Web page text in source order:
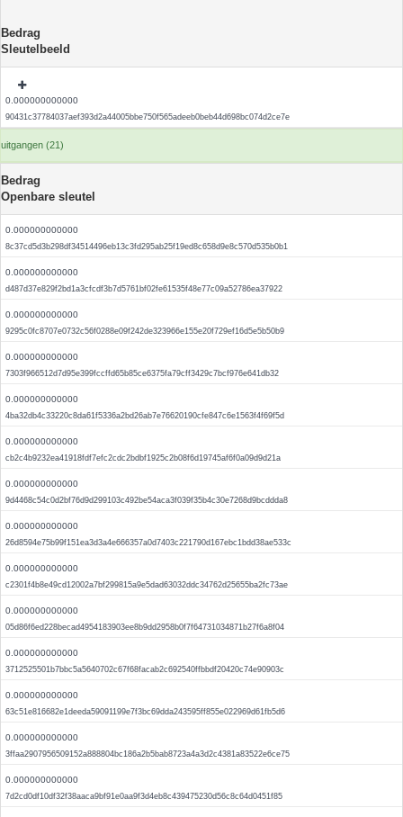
Bedrag
Sleutelbeeld
0.000000000000
90431c37784037aef393d2a44005bbe750f565adeeb0beb44d698bc074d2ce7e
uitgangen (21)
Bedrag
Openbare sleutel
0.000000000000
8c37cd5d3b298df34514496eb13c3fd295ab25f19ed8c658d9e8c570d535b0b1
0.000000000000
d487d37e829f2bd1a3cfcdf3b7d5761bf02fe61535f48e77c09a52786ea37922
0.000000000000
9295c0fc8707e0732c56f0288e09f242de323966e155e20f729ef16d5e5b50b9
0.000000000000
7303f966512d7d95e399fccffd65b85ce6375fa79cff3429c7bcf976e641db32
0.000000000000
4ba32db4c33220c8da61f5336a2bd26ab7e76620190cfe847c6e1563f4f69f5d
0.000000000000
cb2c4b9232ea41918fdf7efc2cdc2bdbf1925c2b08f6d19745af6f0a09d9d21a
0.000000000000
9d4468c54c0d2bf76d9d299103c492be54aca3f039f35b4c30e7268d9bcddda8
0.000000000000
26d8594e75b99f151ea3d3a4e666357a0d7403c221790d167ebc1bdd38ae533c
0.000000000000
c2301f4b8e49cd12002a7bf299815a9e5dad63032ddc34762d25655ba2fc73ae
0.000000000000
05d86f6ed228becad4954183903ee8b9dd2958b0f7f64731034871b27f6a8f04
0.000000000000
3712525501b7bbc5a5640702c67f68facab2c692540ffbbdf20420c74e90903c
0.000000000000
63c51e816682e1deeda59091199e7f3bc69dda243595ff855e022969d61fb5d6
0.000000000000
3ffaa2907956509152a888804bc186a2b5bab8723a4a3d2c4381a83522e6ce75
0.000000000000
7d2cd0df10df32f38aaca9bf91e0aa9f3d4eb8c439475230d56c8c64d0451f85